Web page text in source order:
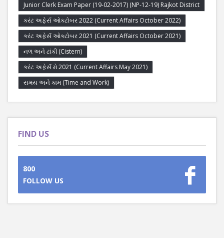
Junior Clerk Exam Paper (19-02-2017) (NP-12-19) Rajkot District
કરંટ અફેર્સ ઓક્ટોબર 2022 (Current Affairs October 2022)
કરંટ અફેર્સ ઓક્ટોબર 2021 (Current Affairs October 2021)
નળ અને ટાંકી (Cistern)
કરંટ અફેર્સ મે 2021 (Current Affairs May 2021)
સમય અને કામ (Time and Work)
FIND US
800
FOLLOW US